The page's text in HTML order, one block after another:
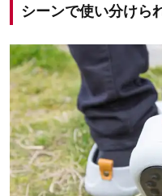
シーンで使い分けら